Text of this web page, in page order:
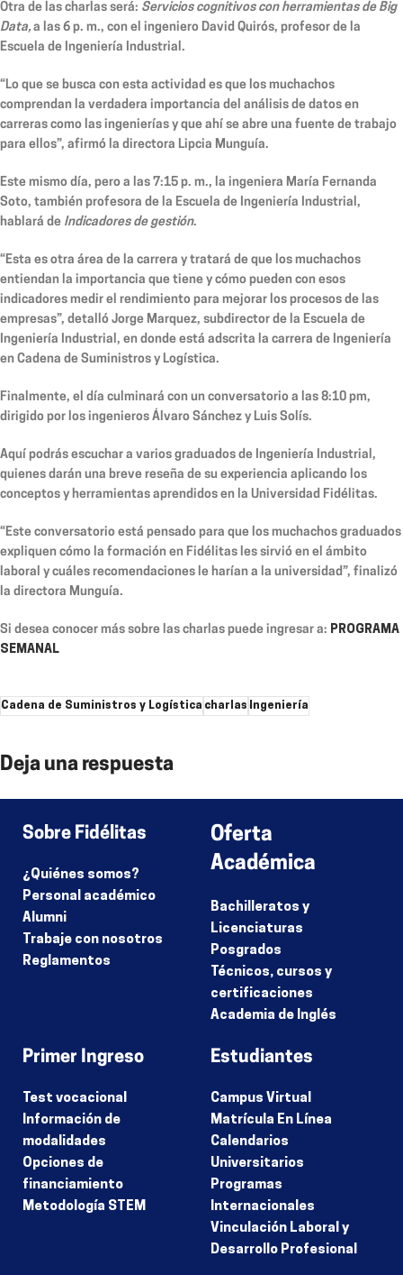
Otra de las charlas será: Servicios cognitivos con herramientas de Big
Data, a las 6 p. m., con el ingeniero David Quirós, profesor de la
Escuela de Ingeniería Industrial.
“Lo que se busca con esta actividad es que los muchachos
comprendan la verdadera importancia del análisis de datos en
carreras como las ingenierías y que ahí se abre una fuente de trabajo
para ellos”, afirmó la directora Lipcia Munguía.
Este mismo día, pero a las 7:15 p. m., la ingeniera María Fernanda
Soto, también profesora de la Escuela de Ingeniería Industrial,
hablará de Indicadores de gestión.
“Esta es otra área de la carrera y tratará de que los muchachos
entiendan la importancia que tiene y cómo pueden con esos
indicadores medir el rendimiento para mejorar los procesos de las
empresas”, detalló Jorge Marquez, subdirector de la Escuela de
Ingeniería Industrial, en donde está adscrita la carrera de Ingeniería
en Cadena de Suministros y Logística.
Finalmente, el día culminará con un conversatorio a las 8:10 pm,
dirigido por los ingenieros Álvaro Sánchez y Luis Solís.
Aquí podrás escuchar a varios graduados de Ingeniería Industrial,
quienes darán una breve reseña de su experiencia aplicando los
conceptos y herramientas aprendidos en la Universidad Fidélitas.
“Este conversatorio está pensado para que los muchachos graduados
expliquen cómo la formación en Fidélitas les sirvió en el ámbito
laboral y cuáles recomendaciones le harían a la universidad”, finalizó
la directora Munguía.
Si desea conocer más sobre las charlas puede ingresar a: PROGRAMA
SEMANAL
Cadena de Suministros y Logística charlas Ingeniería
Deja una respuesta
Sobre Fidélitas
¿Quiénes somos?
Personal académico
Alumni
Trabaje con nosotros
Reglamentos
Oferta
Académica
Bachilleratos y
Licenciaturas
Posgrados
Técnicos, cursos y
certificaciones
Academia de Inglés
Primer Ingreso
Test vocacional
Información de
modalidades
Opciones de
financiamiento
Metodología STEM
Estudiantes
Campus Virtual
Matrícula En Línea
Calendarios
Universitarios
Programas
Internacionales
Vinculación Laboral y
Desarrollo Profesional